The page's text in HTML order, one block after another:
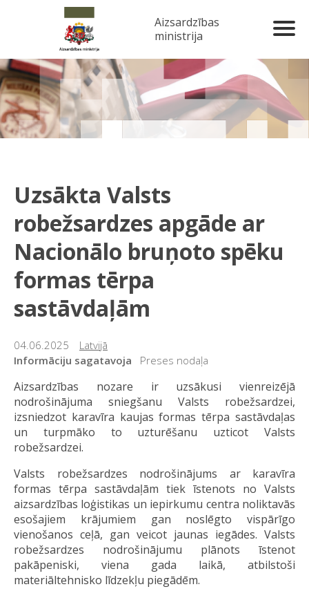
Aizsardzības
ministrija
Uzsākta Valsts
robežsardzes apgāde ar
Nacionālo bruņoto spēku
formas tērpa
sastāvdaļām
04.06.2025
Latvijā
Informāciju sagatavoja
Preses nodaļa
Aizsardzības nozare ir uzsākusi vienreizējā
nodrošinājuma sniegšanu Valsts robežsardzei,
izsniedzot karavīra kaujas formas tērpa sastāvdaļas
un turpmāko to uzturēšanu uzticot Valsts
robežsardzei.
Valsts robežsardzes nodrošinājums ar karavīra
formas tērpa sastāvdaļām tiek īstenots no Valsts
aizsardzības loģistikas un iepirkumu centra noliktavās
esošajiem krājumiem gan noslēgto vispārīgo
vienošanos ceļā, gan veicot jaunas iegādes. Valsts
robežsardzes nodrošinājumu plānots īstenot
pakāpeniski, viena gada laikā, atbilstoši
materiāltehnisko līdzekļu piegādēm.